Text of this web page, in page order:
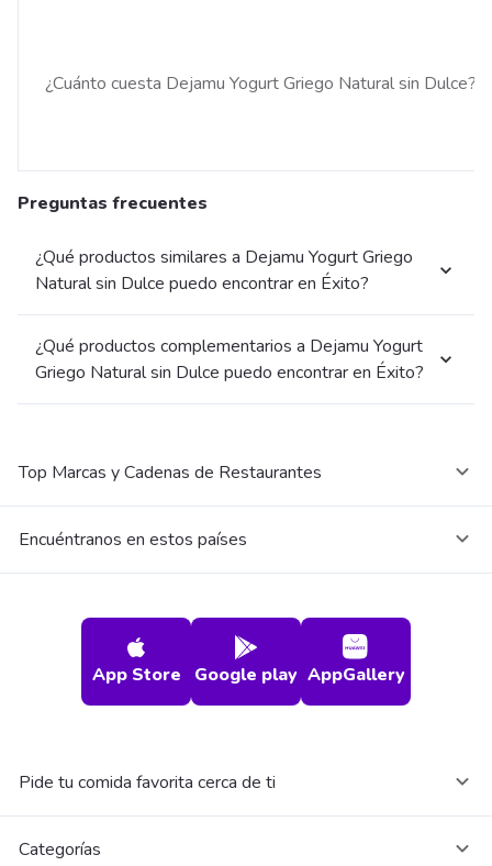
¿Cuánto cuesta Dejamu Yogurt Griego Natural sin Dulce?
Preguntas frecuentes
¿Qué productos similares a Dejamu Yogurt Griego
Natural sin Dulce puedo encontrar en Éxito?
¿Qué productos complementarios a Dejamu Yogurt
Griego Natural sin Dulce puedo encontrar en Éxito?
Top Marcas y Cadenas de Restaurantes
Encuéntranos en estos países
App Store Google play AppGallery
Pide tu comida favorita cerca de ti
Categorías